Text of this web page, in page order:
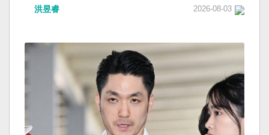
洪昱睿 2026-08-03